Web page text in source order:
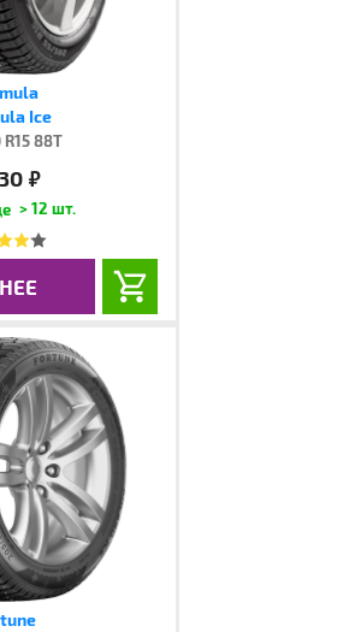
Ice
88T
руб.
> 12 шт.